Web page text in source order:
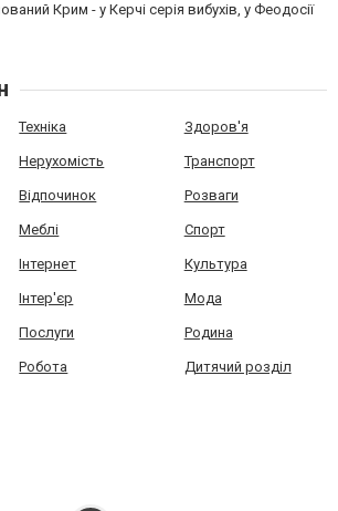
Крим - у Керчі серія вибухів, у Феодосії
Техніка Здоров'я
Нерухомість Транспорт
Відпочинок Розваги
Меблі Спорт
Інтернет Культура
Інтер'єр Мода
Послуги Родина
Робота Дитячий розділ